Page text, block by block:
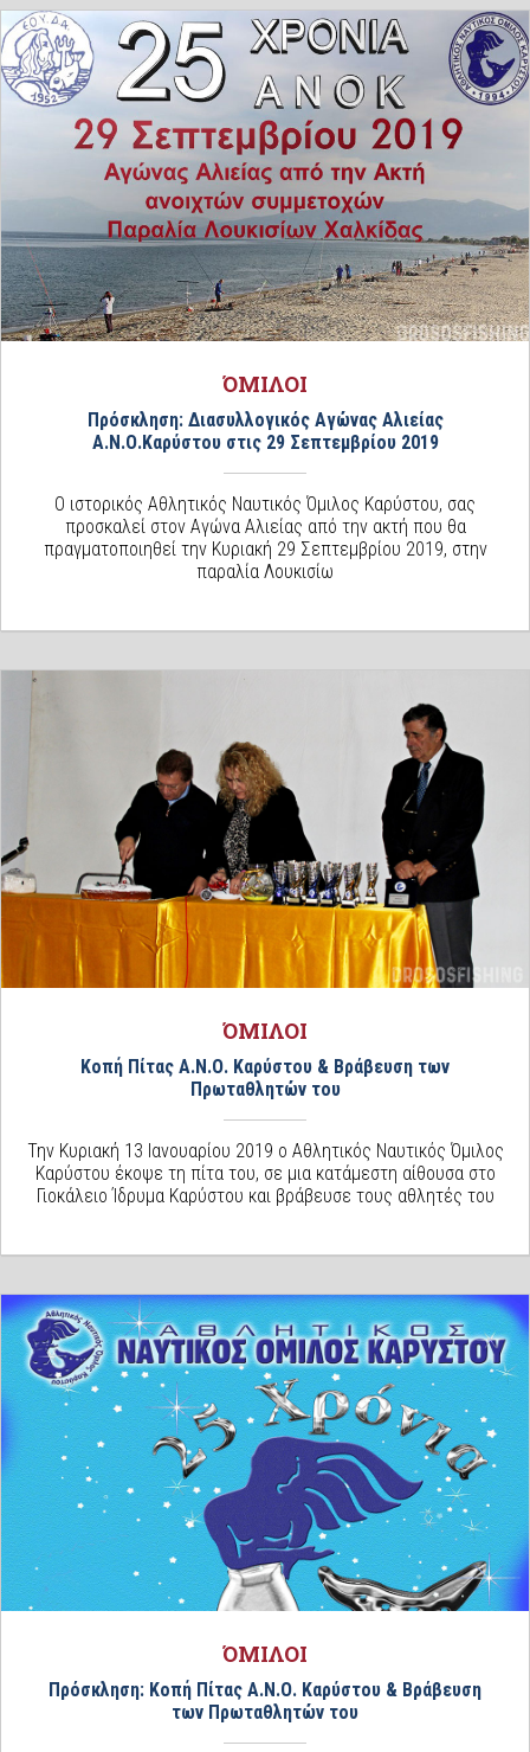
ΌΜΙΛΟΙ
Πρόσκληση: Διασυλλογικός Αγώνας Αλιείας
Α.Ν.Ο.Καρύστου στις 29 Σεπτεμβρίου 2019
Ο ιστορικός Αθλητικός Ναυτικός Όμιλος Καρύστου, σας
προσκαλεί στον Αγώνα Αλιείας από την ακτή που θα
πραγματοποιηθεί την Κυριακή 29 Σεπτεμβρίου 2019, στην
παραλία Λουκισίω
ΌΜΙΛΟΙ
Κοπή Πίτας Α.Ν.Ο. Καρύστου & Βράβευση των
Πρωταθλητών του
Την Κυριακή 13 Ιανουαρίου 2019 ο Αθλητικός Ναυτικός Όμιλος
Καρύστου έκοψε τη πίτα του, σε μια κατάμεστη αίθουσα στο
Γιοκάλειο Ίδρυμα Καρύστου και βράβευσε τους αθλητές του
ΌΜΙΛΟΙ
Πρόσκληση: Κοπή Πίτας Α.Ν.Ο. Καρύστου & Βράβευση
των Πρωταθλητών του